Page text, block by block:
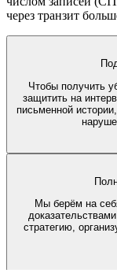
через транзит
Чтобы получить
защитить на
письменной
Мы берём на
стратегию,